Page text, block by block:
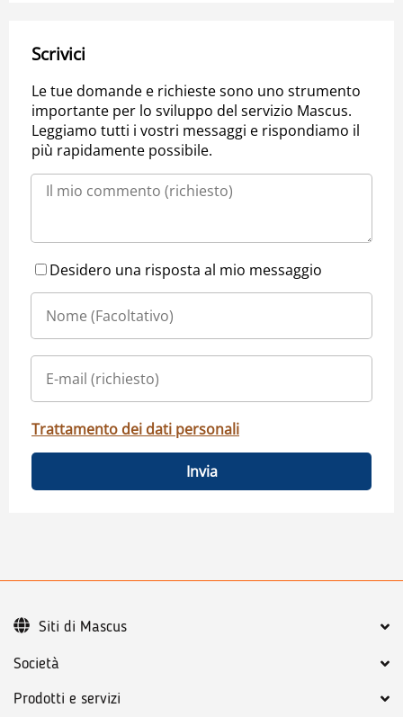
Scrivici
Le tue domande e richieste sono uno strumento
importante per lo sviluppo del servizio Mascus.
Leggiamo tutti i vostri messaggi e rispondiamo il
più rapidamente possibile.
Desidero una risposta al mio messaggio
Trattamento dei dati personali
Invia
Società
Prodotti e servizi
Siti di Mascus